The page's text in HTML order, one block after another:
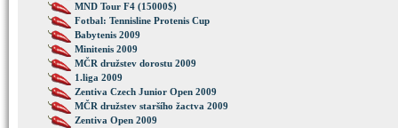
MND Tour F4 (15000$)
Fotbal: Tennisline Protenis Cup
Babytenis 2009
Minitenis 2009
MČR družstev dorostu 2009
1.liga 2009
Zentiva Czech Junior Open 2009
MČR družstev staršího žactva 2009
Zentiva Open 2009